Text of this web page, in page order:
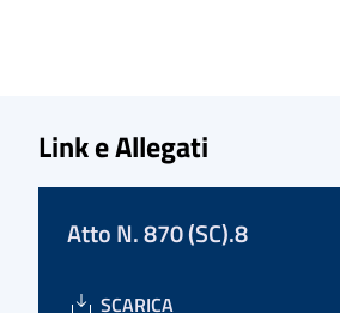
Link e Allegati
Atto N. 870 (SC).8
SCARICA